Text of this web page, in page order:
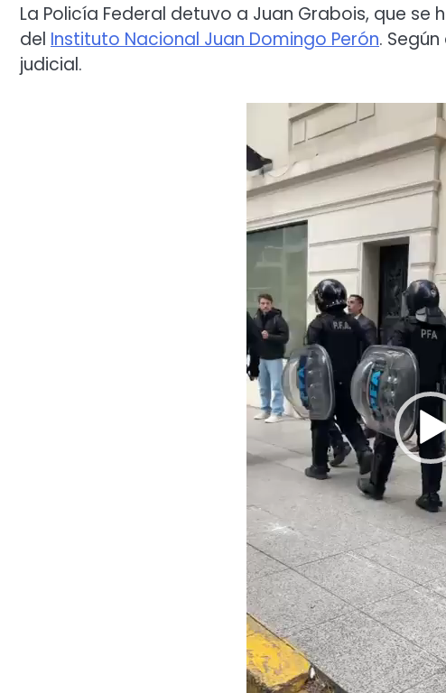
La Policía Federal detuvo a Juan Grabois, que
del Instituto Nacional Juan Domingo Perón.
judicial.